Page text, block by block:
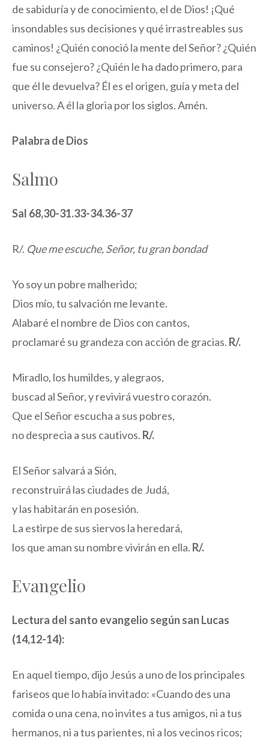
de sabiduría y de conocimiento, el de Dios! ¡Qué
insondables sus decisiones y qué irrastreables sus
caminos! ¿Quién conoció la mente del Señor? ¿Quién
fue su consejero? ¿Quién le ha dado primero, para
que él le devuelva? Él es el origen, guía y meta del
universo. A él la gloria por los siglos. Amén.
Palabra de Dios
Salmo
Sal 68,30-31.33-34.36-37
R/. Que me escuche, Señor, tu gran bondad
Yo soy un pobre malherido;
Dios mío, tu salvación me levante.
Alabaré el nombre de Dios con cantos,
proclamaré su grandeza con acción de gracias. R/.
Miradlo, los humildes, y alegraos,
buscad al Señor, y revivirá vuestro corazón.
Que el Señor escucha a sus pobres,
no desprecia a sus cautivos. R/.
El Señor salvará a Sión,
reconstruirá las ciudades de Judá,
y las habitarán en posesión.
La estirpe de sus siervos la heredará,
los que aman su nombre vivirán en ella. R/.
Evangelio
Lectura del santo evangelio según san Lucas
(14,12-14):
En aquel tiempo, dijo Jesús a uno de los principales
fariseos que lo había invitado: «Cuando des una
comida o una cena, no invites a tus amigos, ni a tus
hermanos, ni a tus parientes, ni a los vecinos ricos;